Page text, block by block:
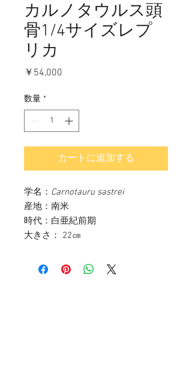
カルノタウルス頭
骨1/4サイズレプ
リカ
￥54,000
数量 *
カートに追加する
学名： Carnotauru sastrei
産地：南米
時代：白亜紀前期
大きさ： 22㎝